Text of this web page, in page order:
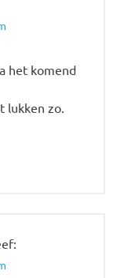
het komend
lukken zo.